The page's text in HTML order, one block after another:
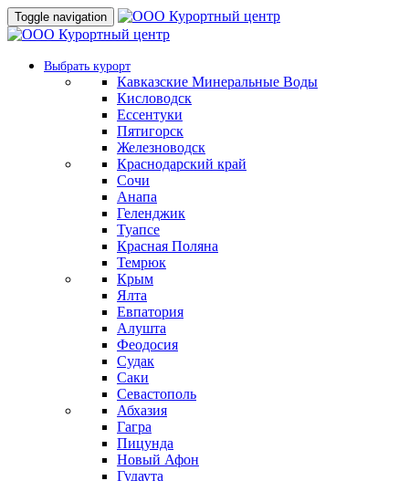
Toggle navigation
Выбрать курорт
Кавказские Минеральные Воды
Кисловодск
Ессентуки
Пятигорск
Железноводск
Краснодарский край
Сочи
Анапа
Геленджик
Туапсе
Красная Поляна
Темрюк
Крым
Ялта
Евпатория
Алушта
Феодосия
Судак
Саки
Севастополь
Абхазия
Гагра
Пицунда
Новый Афон
Гудаута